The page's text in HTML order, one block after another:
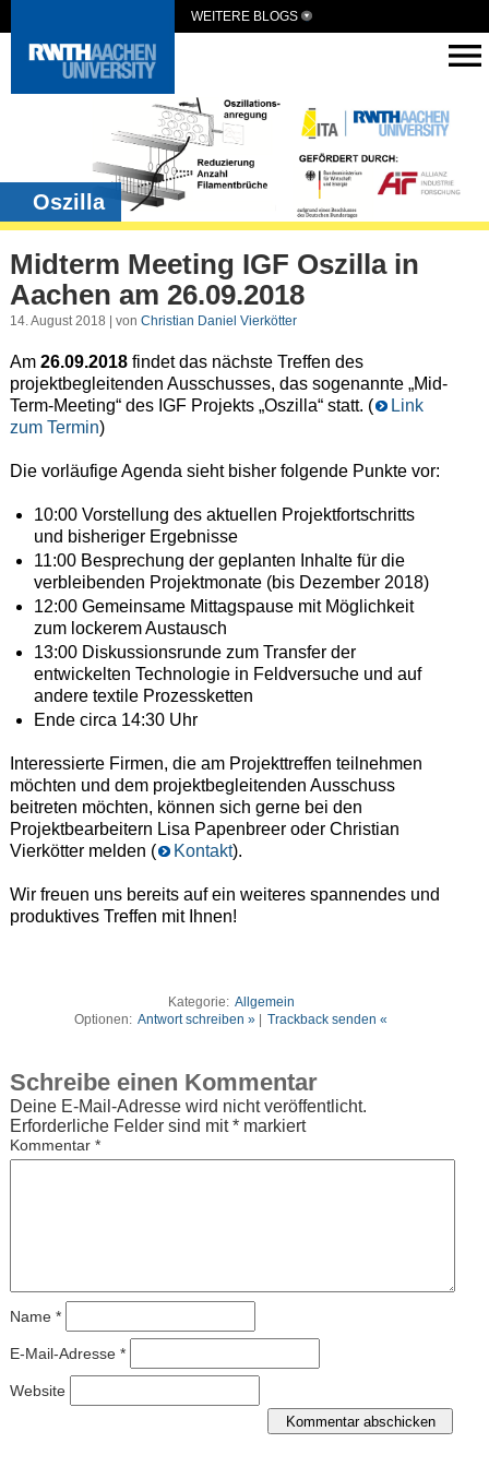
WEITERE BLOGS
Oszilla
Midterm Meeting IGF Oszilla in
Aachen am 26.09.2018
14. August 2018 | von Christian Daniel Vierkötter
Am 26.09.2018findet das nächste Treffen des
projektbegleitenden Ausschusses, das sogenannte „Mid-
Term-Meeting“ des IGF Projekts „Oszilla“ statt. (
Link
zum Termin)
Die vorläufige Agenda sieht bisher folgende Punkte vor:
10:00 Vorstellung des aktuellen Projektfortschritts
und bisheriger Ergebnisse
11:00 Besprechung der geplanten Inhalte für die
verbleibenden Projektmonate (bis Dezember 2018)
12:00 Gemeinsame Mittagspause mit Möglichkeit
zum lockerem Austausch
13:00 Diskussionsrunde zum Transfer der
entwickelten Technologie in Feldversuche und auf
andere textile Prozessketten
Ende circa 14:30 Uhr
Interessierte Firmen, die am Projekttreffen teilnehmen
möchten und dem projektbegleitenden Ausschuss
beitreten möchten, können sich gerne bei den
Projektbearbeitern Lisa Papenbreer oder Christian
Vierkötter melden (
Kontakt).
Wir freuen uns bereits auf ein weiteres spannendes und
produktives Treffen mit Ihnen!
Kategorie: Allgemein
Optionen: Antwort schreiben » Trackback senden «
Schreibe einen Kommentar
Deine E-Mail-Adresse wird nicht veröffentlicht.
Erforderliche Felder sind mit*markiert
Kommentar *
Name *
E-Mail-Adresse *
Website